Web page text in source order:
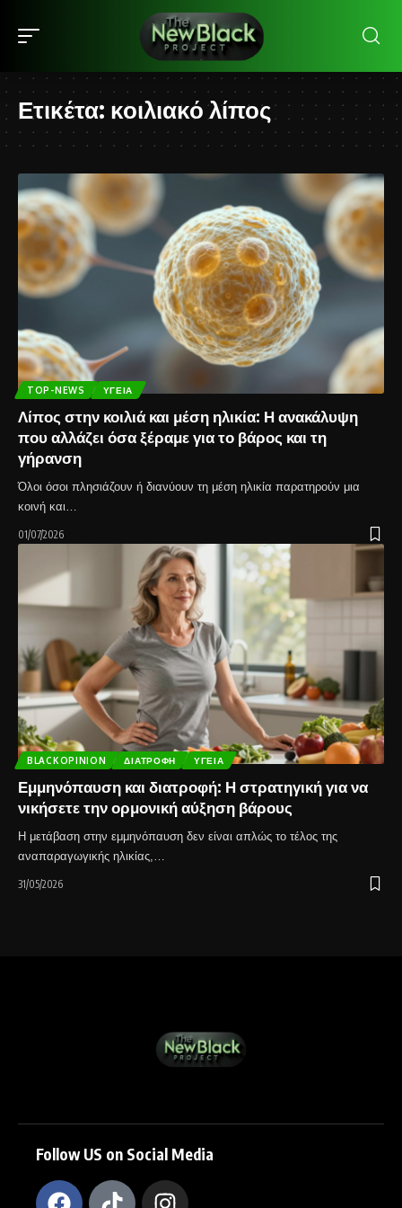
Ετικέτα: κοιλιακό λίπος
TOP-NEWS ΥΓΕΊΑ
Λίπος στην κοιλιά και μέση ηλικία: Η ανακάλυψη
που αλλάζει όσα ξέραμε για το βάρος και τη
γήρανση
Όλοι όσοι πλησιάζουν ή διανύουν τη μέση ηλικία παρατηρούν μια
κοινή και…
01/07/2026
BLACKOPINION ΔΙΑΤΡΟΦΉ ΥΓΕΊΑ
Εμμηνόπαυση και διατροφή: Η στρατηγική για να
νικήσετε την ορμονική αύξηση βάρους
Η μετάβαση στην εμμηνόπαυση δεν είναι απλώς το τέλος της
αναπαραγωγικής ηλικίας,…
31/05/2026
Follow US on Social Media